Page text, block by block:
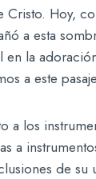
Hoy,
a esta
la
a este
a los
a
de